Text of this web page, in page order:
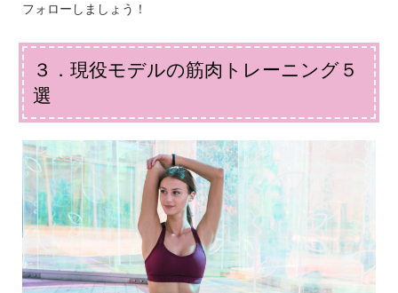
フォローしましょう！
３．現役モデルの筋肉トレーニング５
選